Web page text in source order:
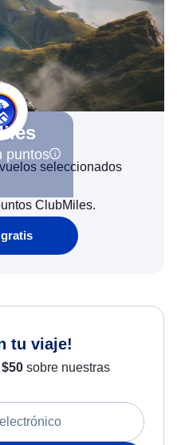
puntos
seleccionados
ClubMiles.
tu viaje!
$50sobre nuestras